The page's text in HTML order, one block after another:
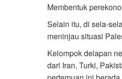
Membentuk
Selain itu, di sela-
meninjau situasi
Kelompok delapan
dari Iran, Turki,